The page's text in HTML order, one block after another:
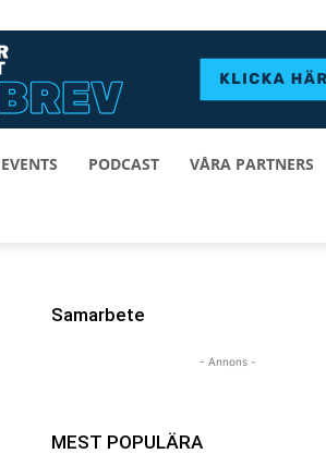
EVENTS PODCAST VÅRA PARTNERS
Samarbete
- Annons -
MEST POPULÄRA